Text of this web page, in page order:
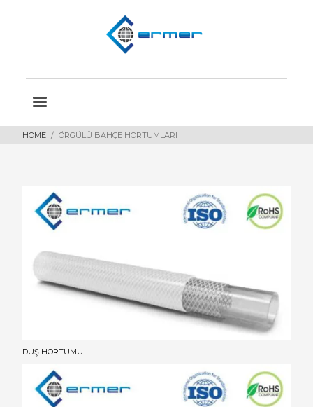
HOME ÖRGÜLÜ BAHÇE HORTUMLARI
DUŞ HORTUMU